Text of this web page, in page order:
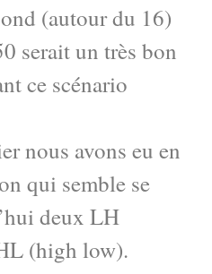
(autour du 16)
serait un très bon
ce scénario
nous avons eu en
qui semble se
deux LH
(high low).